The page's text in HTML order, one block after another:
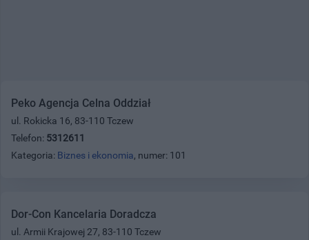
Peko Agencja Celna Oddział
ul. Rokicka 16, 83-110 Tczew
Telefon: 5312611
Kategoria: Biznes i ekonomia, numer: 101
Dor-Con Kancelaria Doradcza
ul. Armii Krajowej 27, 83-110 Tczew